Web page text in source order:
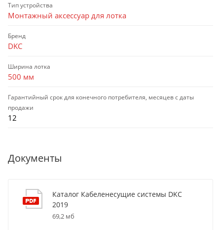
Тип устройства
Монтажный аксессуар для лотка
Бренд
DKC
Ширина лотка
500 мм
Гарантийный срок для конечного потребителя, месяцев с даты
продажи
12
Документы
Каталог Кабеленесущие системы DKC
2019
69,2 мб